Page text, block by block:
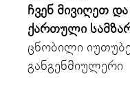
ჩვენ მივიღეთ
ქართული
ცნობილი
განგენმიულერი